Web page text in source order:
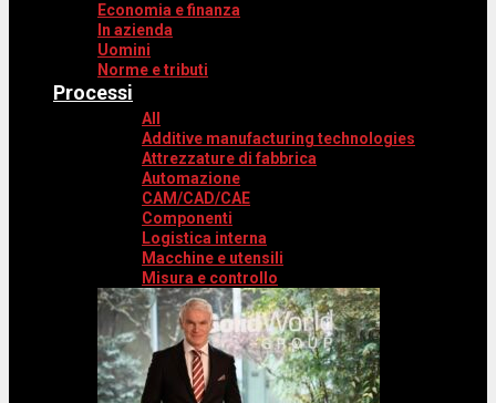
Economia e finanza
In azienda
Uomini
Norme e tributi
Processi
All
Additive manufacturing technologies
Attrezzature di fabbrica
Automazione
CAM/CAD/CAE
Componenti
Logistica interna
Macchine e utensili
Misura e controllo